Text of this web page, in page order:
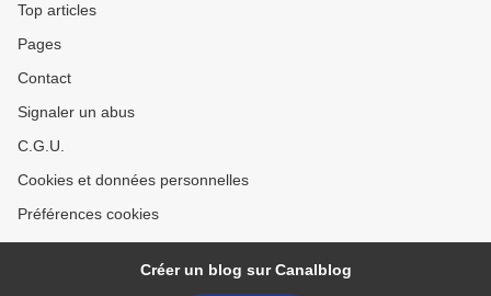
Top articles
Pages
Contact
Signaler un abus
C.G.U.
Cookies et données personnelles
Préférences cookies
Créer un blog sur Canalblog